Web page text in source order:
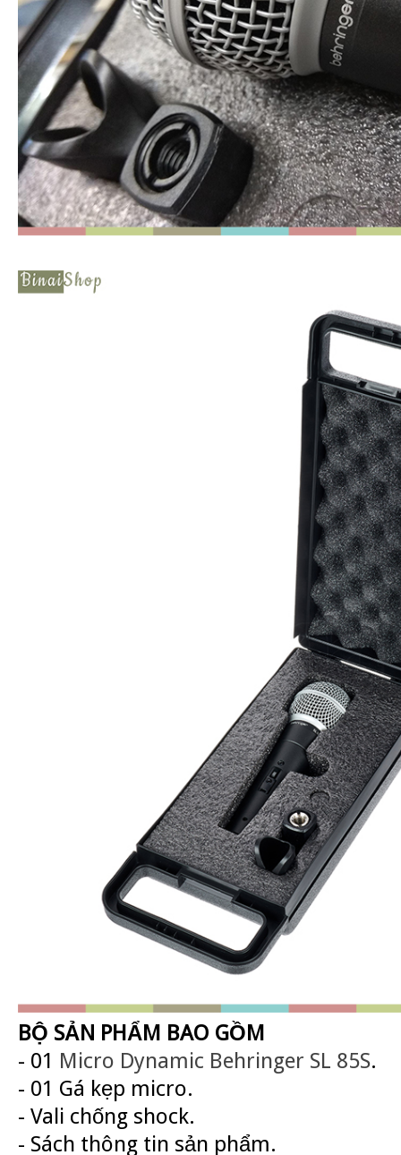
BỘ SẢN PHẨM BAO GỒM
- 01 Micro Dynamic Behringer SL 85S.
- 01 Gá kẹp micro.
- Vali chống shock.
- Sách thông tin sản phẩm.